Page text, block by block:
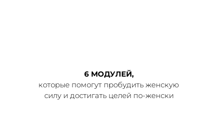
6 МОДУЛЕЙ,
которые помогут пробудить женскую
силу и достигать целей по-женски